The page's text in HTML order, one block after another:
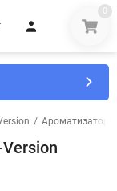
0
/ Ароматизатор